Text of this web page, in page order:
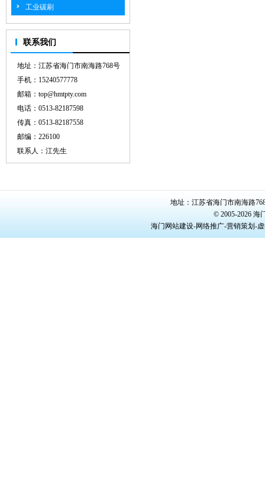
工业碳刷
联系我们
地址：江苏省海门市南海路768号
手机：15240577778
邮箱：top@hmtpty.com
电话：0513-82187598
传真：0513-82187558
邮编：226100
联系人：江先生
地址：江苏省海门市南海路
© 2005-2026
海门网站建设-网络推广-营销策划-